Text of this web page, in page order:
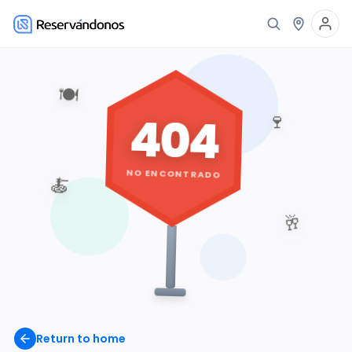
Return to home
🍽️
🍷
🥂
🍝
404
NO ENCONTRADO